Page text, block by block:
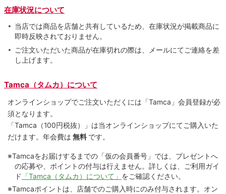
在庫状況について
当店では商品を店舗と共有しているため、在庫状況が掲載商品に
即時反映されておりません。
ご注文いただいた商品が在庫切れの際は、メールにてご連絡を差
し上げます。
Tamca（タムカ）について
オンラインショップでご注⽂いただくには「Tamca」会員登録が必
須となります。
「Tamca （100円税抜）
」は当オンラインショップにてご購⼊いた
だけます。 年会費は 無料 です。
※Tamcaをお届けするまでの「仮の会員番号」では、プレゼントへ
の応募や、ポイントの付与は⾏えません。詳しくは、ご利⽤ガイ
ド 「Tamca（タムカ）について」 をご確認ください。
※Tamcaポイントは、店舗でのご購⼊時にのみ付与されます。オン